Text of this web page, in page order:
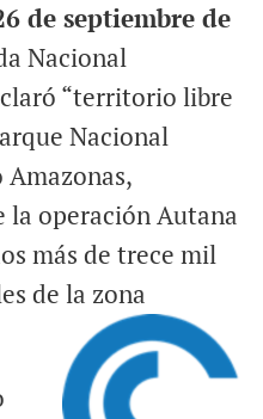
de septiembre de
Nacional
“territorio libre
Nacional
Amazonas,
la operación Autana
más de trece mil
de la zona